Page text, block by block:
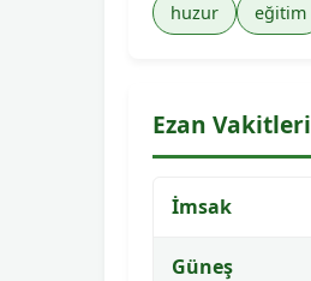
huzur
eğitim
Ezan Vakitleri
İmsak
Güneş